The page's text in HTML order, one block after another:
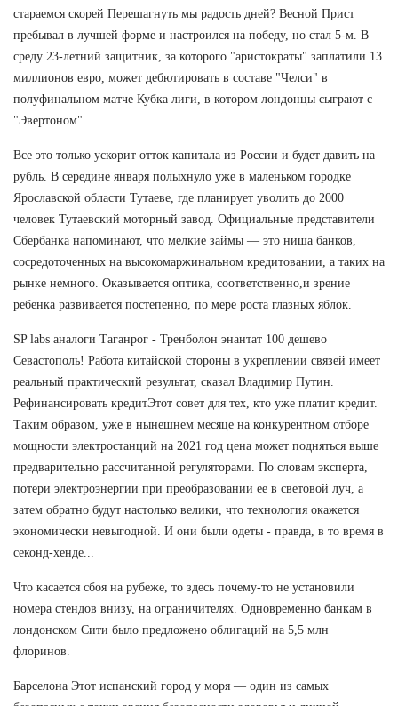
стараемся скорей Перешагнуть мы радость дней? Весной Прист
пребывал в лучшей форме и настроился на победу, но стал 5-м. В
среду 23-летний защитник, за которого "аристократы" заплатили 13
миллионов евро, может дебютировать в составе "Челси" в
полуфинальном матче Кубка лиги, в котором лондонцы сыграют с
"Эвертоном".
Все это только ускорит отток капитала из России и будет давить на
рубль. В середине января полыхнуло уже в маленьком городке
Ярославской области Тутаеве, где планирует уволить до 2000
человек Тутаевский моторный завод. Официальные представители
Сбербанка напоминают, что мелкие займы — это ниша банков,
сосредоточенных на высокомаржинальном кредитовании, а таких на
рынке немного. Оказывается оптика, соответственно,и зрение
ребенка развивается постепенно, по мере роста глазных яблок.
SP labs аналоги Таганрог - Тренболон энантат 100 дешево
Севастополь! Работа китайской стороны в укреплении связей имеет
реальный практический результат, сказал Владимир Путин.
Рефинансировать кредитЭтот совет для тех, кто уже платит кредит.
Таким образом, уже в нынешнем месяце на конкурентном отборе
мощности электростанций на 2021 год цена может подняться выше
предварительно рассчитанной регуляторами. По словам эксперта,
потери электроэнергии при преобразовании ее в световой луч, а
затем обратно будут настолько велики, что технология окажется
экономически невыгодной. И они были одеты - правда, в то время в
секонд-хенде...
Что касается сбоя на рубеже, то здесь почему-то не установили
номера стендов внизу, на ограничителях. Одновременно банкам в
лондонском Сити было предложено облигаций на 5,5 млн
флоринов.
Барселона Этот испанский город у моря — один из самых